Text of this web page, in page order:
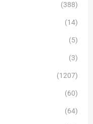
(388)
(14)
(5)
(3)
(1207)
(60)
(64)